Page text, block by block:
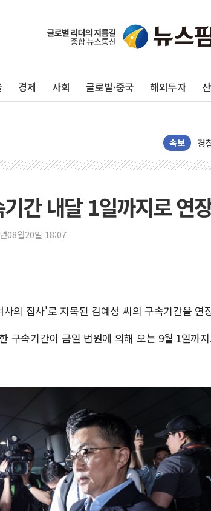
경제 사회 글로벌·중국 해외투자
속보
장
[속
오
장
[속
경
전
"
에
국
간 내달 1일까지로 연
08월20일 18:07
의 집사'로 지목된 김예성 씨의 구속기간을 연
구속기간이 금일 법원에 의해 오는 9월 1일까